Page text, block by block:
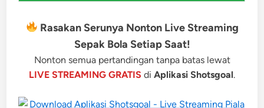
Rasakan Serunya Nonton Live Streaming
Sepak Bola Setiap Saat!
Nonton semua pertandingan tanpa batas lewat
LIVE STREAMING GRATIS di Aplikasi Shotsgoal.